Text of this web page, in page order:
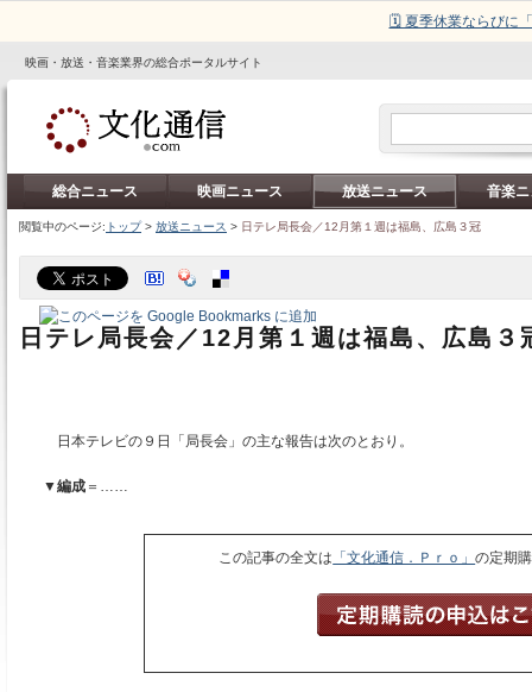
🗓️ 夏季休業ならびに
映画・放送・音楽業界の総合ポータルサイト
総合ニュース 映画ニュース 放送ニュース 音楽
閲覧中のページ: トップ> 放送ニュース > 日テレ局長会／12月第１週は福島、広島３冠
日テレ局長会／12月第１週は福島、広島３
日本テレビの９日「局長会」の主な報告は次のとおり。
▼編成 ＝……
この記事の全文は 「文化通信．Ｐｒｏ」の定期